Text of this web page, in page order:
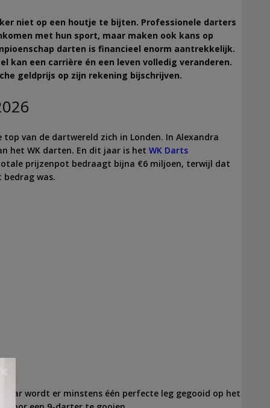
niet op een houtje te bijten. Professionele darters
met hun sport, maar maken ook kans op
darten is financieel enorm aantrekkelijk.
kan een carrière én een leven volledig veranderen.
geldprijs op zijn rekening bijschrijven.
van de dartwereld zich in Londen. In Alexandra
het WK darten. En dit jaar is het WK Darts
prijzenpot bedraagt bijna €6 miljoen, terwijl dat
was.
jaar wordt er minstens één perfecte leg gegooid op het
×